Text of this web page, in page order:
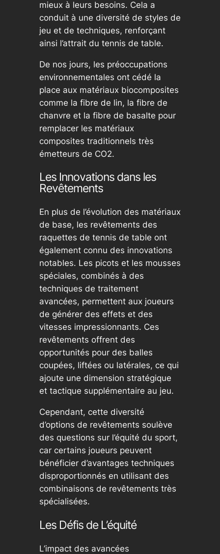
mieux à leurs besoins. Cela a
conduit à une diversité de styles de
jeu et de techniques, renforçant
ainsi l’attrait du tennis de table.
De nos jours, les préoccupations
environnementales ont cédé la
place aux matériaux biocomposites
comme la fibre de lin, la fibre de
chanvre et la fibre de basalte pour
remplacer les matériaux
composites traditionnels très
émetteurs de CO2.
Les Innovations dans les
Revêtements
En plus de l’évolution des matériaux
de base, les revêtements des
raquettes de tennis de table ont
également connu des innovations
notables. Les picots et les mousses
spéciales, combinés à des
techniques de traitement
avancées, permettent aux joueurs
de générer des effets et des
vitesses impressionnants. Ces
revêtements offrent des
opportunités pour des balles
coupées, liftées ou latérales, ce qui
ajoute une dimension stratégique
et tactique supplémentaire au jeu.
Cependant, cette diversité
d’options de revêtements soulève
des questions sur l’équité du sport,
car certains joueurs peuvent
bénéficier d’avantages techniques
disproportionnés en utilisant des
combinaisons de revêtements très
spécialisées.
Les Défis de L’équité
L’impact des avancées